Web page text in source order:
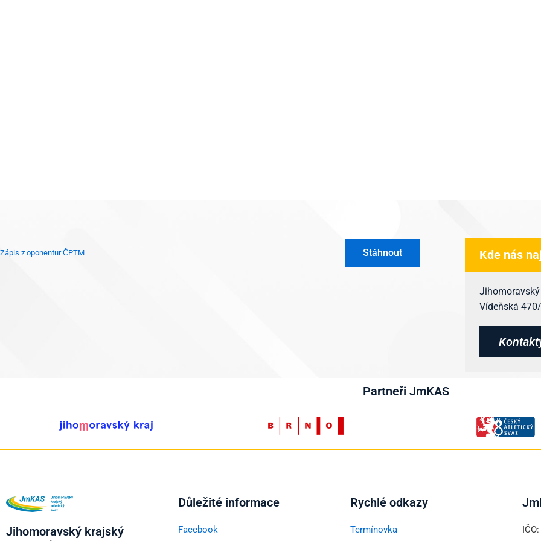
Zápis z oponentur ČPTM Stáhnout Kde nás
Vídeňská
Partneři JmKAS
Jihomoravský krajský
Důležité informace
Facebook
Rychlé odkazy
Termínovka